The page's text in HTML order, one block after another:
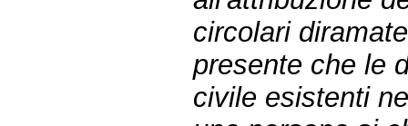
circolari
presente che le
civile esistenti